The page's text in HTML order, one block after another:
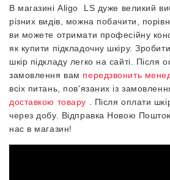
В магазиніAligo LS дуже великий
різних видів, можна побачити,
ви можете отримати професійну
як купити підкладочну шкіру. Зробити
шкір підкладу легко на сайті. Після
замовлення вам передзвонить
всіх питань, пов'язаних із
доставкою товару
. Після оплати
через добу. Відправка Новою
нас в магазин!